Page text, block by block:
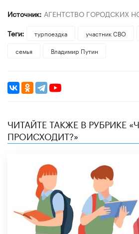
Источник: АГЕНТСТВО ГОРОДСКИХ
Теги:
турпоездка участник СВО
семья
Владимир Путин
ЧИТАЙТЕ ТАКЖЕ В РУБРИКЕ
ПРОИСХОДИТ?»